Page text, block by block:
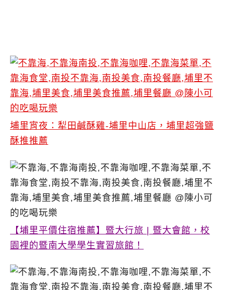
埔里宵夜：犁田鹹酥雞-埔里中山店，埔里超強鹽
酥推推薦
【埔里平價住宿推薦】暨大行旅 | 暨大會館，校
園裡的暨南大學學生實習旅館！